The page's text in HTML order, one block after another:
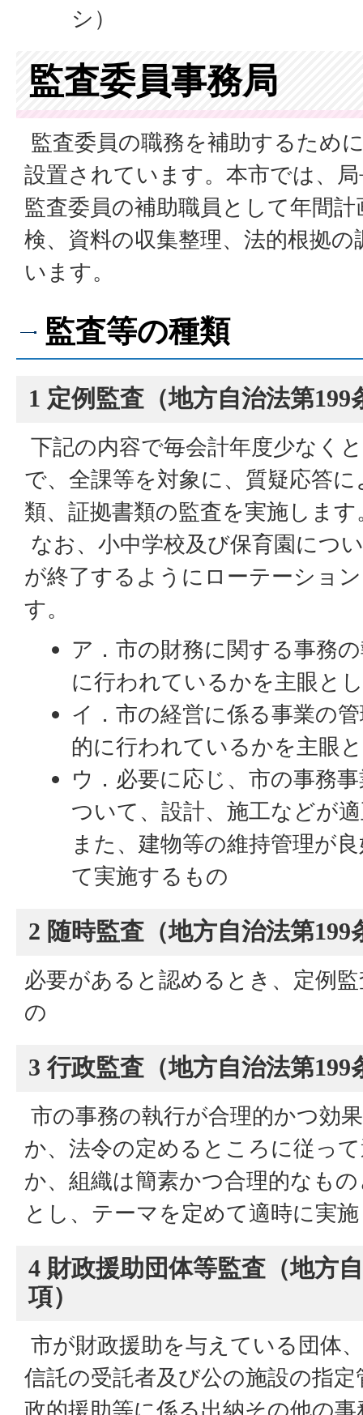
シ）
監査委員事務局
監査委員の職務を補助するため
設置されています。本市では、
監査委員の補助職員として年間
検、資料の収集整理、法的根拠
います。
監査等の種類
1 定例監査（地方自治法第199
下記の内容で毎会計年度少なく
で、全課等を対象に、質疑応答
類、証拠書類の監査を実施します
なお、小中学校及び保育園につ
が終了するようにローテーショ
す。
ア．市の財務に関する事務
に行われているかを主眼と
イ．市の経営に係る事業の
的に行われているかを主眼
ウ．必要に応じ、市の事務
ついて、設計、施工などが
また、建物等の維持管理が
て実施するもの
2 随時監査（地方自治法第199
必要があると認めるとき、定例
の
3 行政監査（地方自治法第199
市の事務の執行が合理的かつ効
か、法令の定めるところに従っ
か、組織は簡素かつ合理的なも
とし、テーマを定めて適時に実
4 財政援助団体等監査（地方
項）
市が財政援助を与えている団体
信託の受託者及び公の施設の指